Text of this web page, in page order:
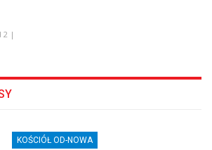
2 |
KOŚCIÓŁ OD-NOWA